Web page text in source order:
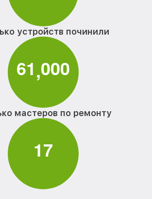
устройств починили
61,000
мастеров по ремонту
17